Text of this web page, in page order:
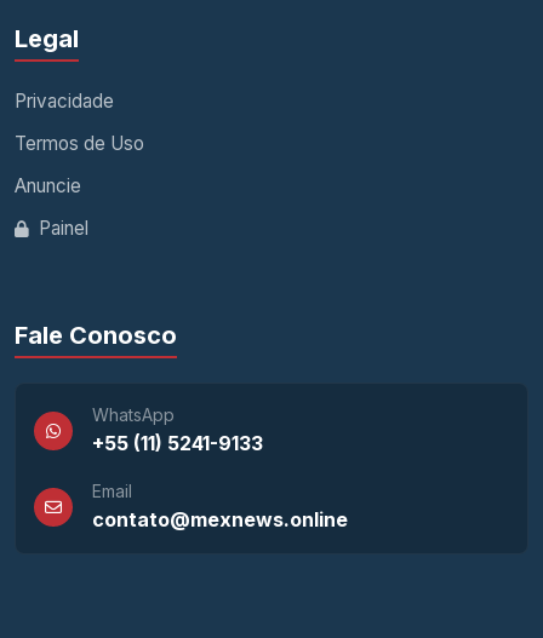
Legal
Privacidade
Termos de Uso
Anuncie
Painel
Fale Conosco
WhatsApp
+55 (11) 5241-9133
Email
contato@mexnews.online